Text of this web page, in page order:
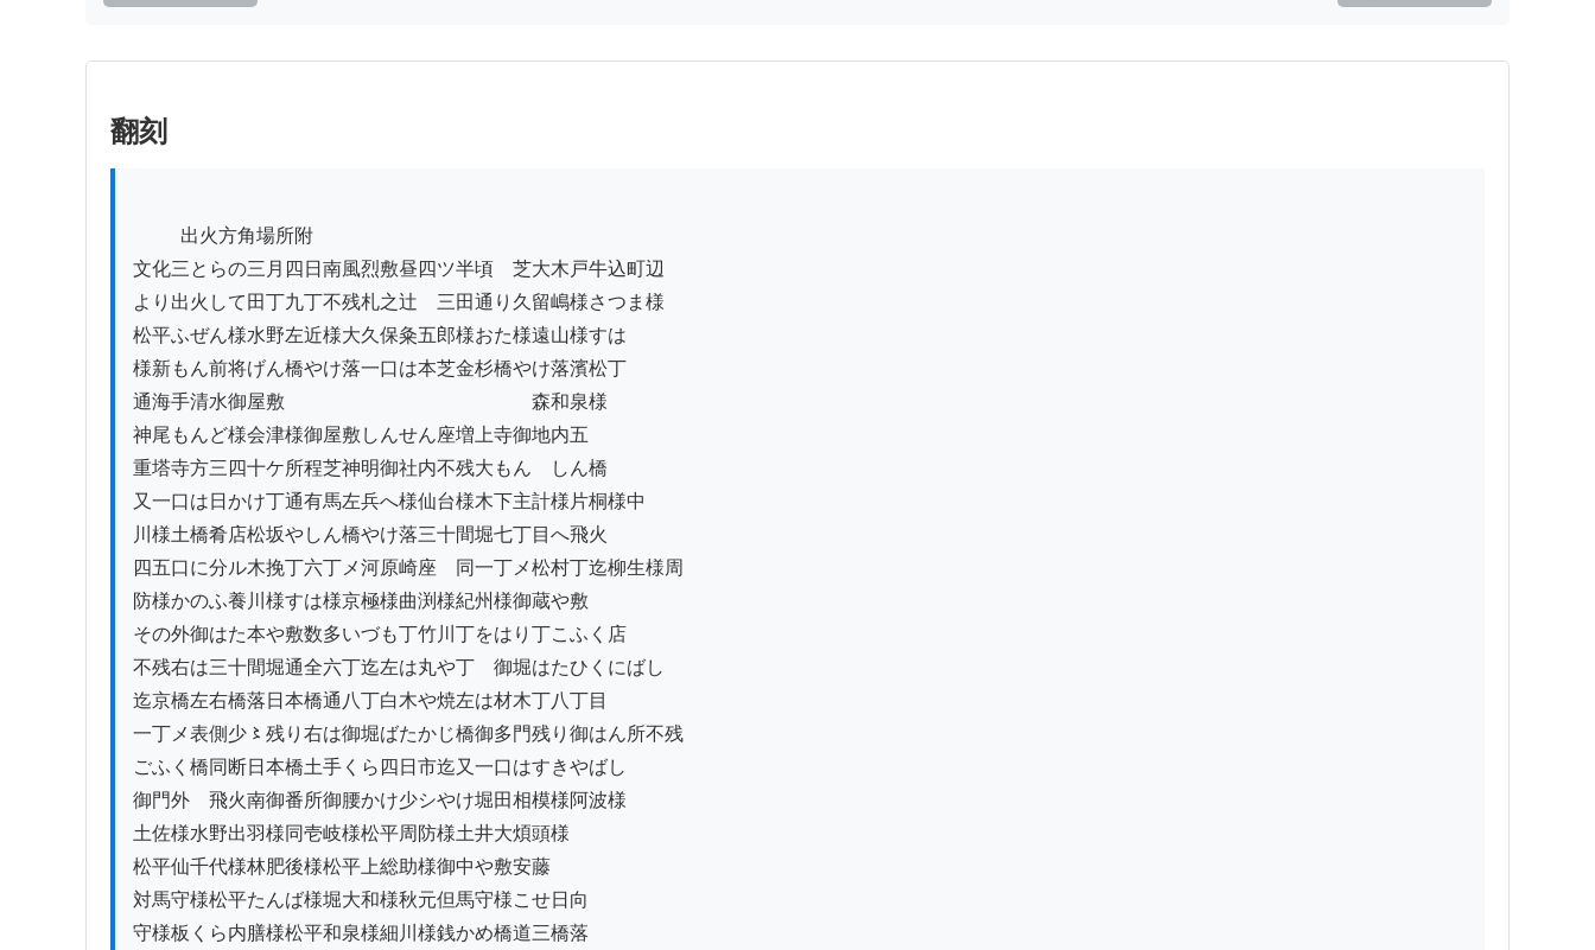
翻刻
文化三とらの三月四日南風烈敷昼四ツ半頃ゟ芝大木戸牛込町辺
より出火して田丁九丁不残札之辻ゟ三田通り久留嶋様さつま様
松平ふぜん様水野左近様大久保粂五郎様おた様遠山様すは
様新もん前将げん橋やけ落一口は本芝金杉橋やけ落濱松丁
通海手清水御屋敷　　　　　　　　　　　　　森和泉様
神尾もんど様会津様御屋敷しんせん座増上寺御地内五
重塔寺方三四十ケ所程芝神明御社内不残大もんゟしん橋
又一口は日かけ丁通有馬左兵へ様仙台様木下主計様片桐様中
川様土橋肴店松坂やしん橋やけ落三十間堀七丁目へ飛火
四五口に分ル木挽丁六丁メ河原崎座ゟ同一丁メ松村丁迄柳生様周
防様かのふ養川様すは様京極様曲渕様紀州様御蔵や敷
その外御はた本や敷数多いづも丁竹川丁をはり丁こふく店
不残右は三十間堀通全六丁迄左は丸や丁ゟ御堀はたひくにばし
迄京橋左右橋落日本橋通八丁白木や焼左は材木丁八丁目ゟ
一丁メ表側少〻残り右は御堀ばたかじ橋御多門残り御はん所不残
ごふく橋同断日本橋土手くら四日市迄又一口はすきやばし
御門外ゟ飛火南御番所御腰かけ少シやけ堀田相模様阿波様
土佐様水野出羽様同壱岐様松平周防様土井大煩頭様
松平仙千代様林肥後様松平上総助様御中や敷安藤
対馬守様松平たんば様堀大和様秋元但馬守様こせ日向
守様板くら内膳様松平和泉様細川様銭かめ橋道三橋落